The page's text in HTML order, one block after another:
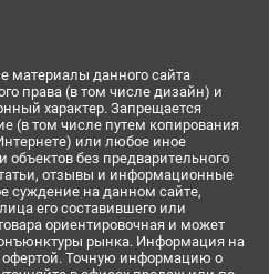
материалы данного сайта
права (в том числе дизайн) и
характер. Запрещается
(в том числе путем копирования
или любое иное
без предварительного
отзывы и информационные
суждение на данном сайте,
его составившего или
ориентировочная и может
рынка. Информация на
офертой. Точную информацию о